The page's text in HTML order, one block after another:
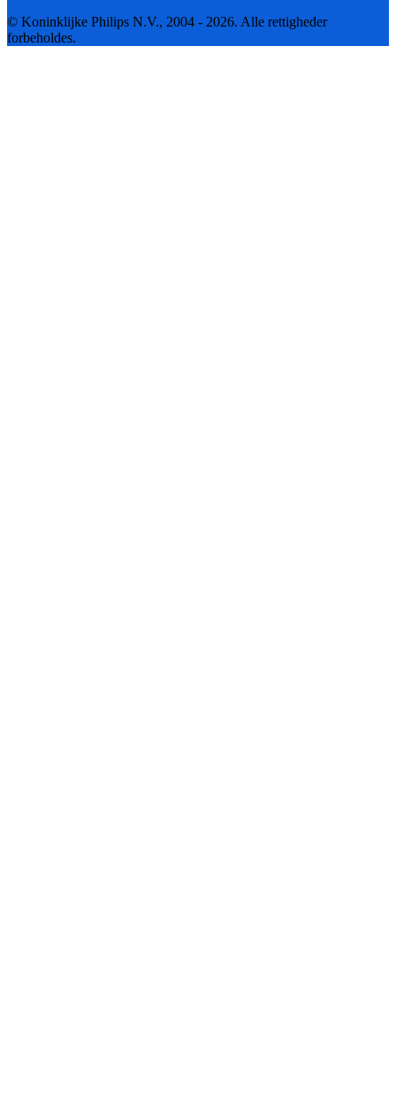
© Koninklijke Philips N.V., 2004 - 2026. Alle rettigheder
forbeholdes.